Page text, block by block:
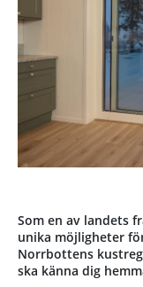
Som en av landets
unika möjligheter
Norrbottens
ska känna dig